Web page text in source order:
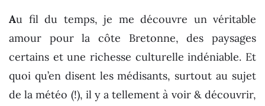
Au fil du temps, je me découvre un véritable
amour pour la côte Bretonne, des paysages
certains et une richesse culturelle indéniable. Et
quoi qu’en disent les médisants, surtout au sujet
de la météo (!), il y a tellement à voir & découvrir,